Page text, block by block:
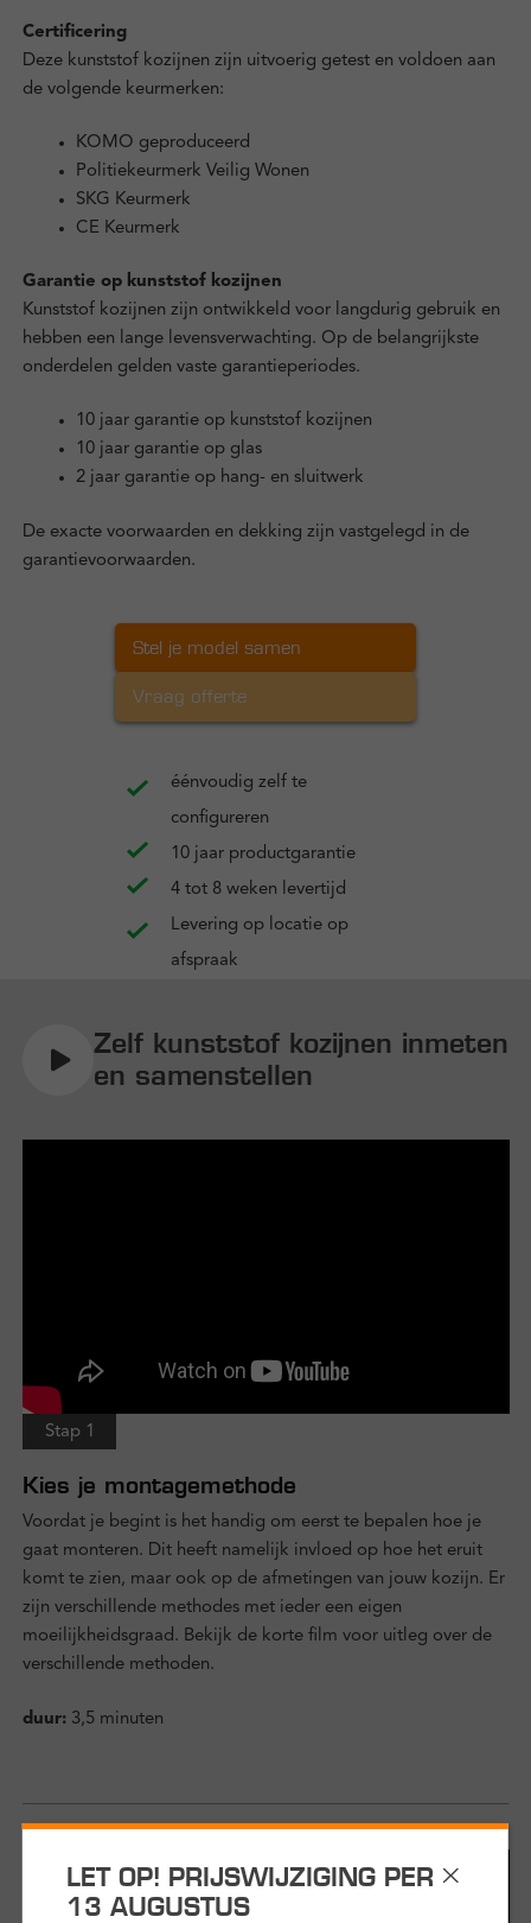
Certificering
Deze kunststof kozijnen zijn uitvoerig getest en voldoen aan
de volgende keurmerken:
KOMO geproduceerd
Politiekeurmerk Veilig Wonen
SKG Keurmerk
CE Keurmerk
Garantie op kunststof kozijnen
Kunststof kozijnen zijn ontwikkeld voor langdurig gebruik en
hebben een lange levensverwachting. Op de belangrijkste
onderdelen gelden vaste garantieperiodes.
10 jaar garantie op kunststof kozijnen
10 jaar garantie op glas
2 jaar garantie op hang- en sluitwerk
De exacte voorwaarden en dekking zijn vastgelegd in de
garantievoorwaarden.
Stel je model samen
Vraag offerte
éénvoudig zelf te
configureren
10 jaar productgarantie
4 tot 8 weken levertijd
Levering op locatie op
afspraak
Zelf kunststof kozijnen inmeten
en samenstellen
Stap 1
Kies je montagemethode
Voordat je begint is het handig om eerst te bepalen hoe je
gaat monteren. Dit heeft namelijk invloed op hoe het eruit
komt te zien, maar ook op de afmetingen van jouw kozijn. Er
zijn verschillende methodes met ieder een eigen
moeilijkheidsgraad. Bekijk de korte film voor uitleg over de
verschillende methoden.
duur:3,5 minuten
LET OP! PRIJSWIJZIGING PER
13 AUGUSTUS